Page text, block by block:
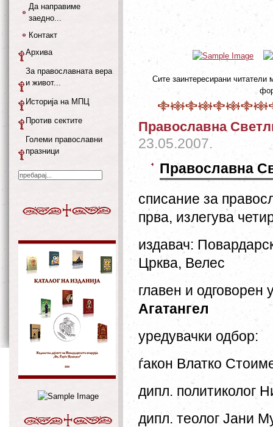
Сите заинтересирани
Православна
23.05.2007.
Православна
списание за
прва, излегува
издавач:
Црква, Велес
главен и одговорен
Агатангел
уредувачки одбор:
ѓакон Влатко
дипл. политиколог
дипл. теолог Јани
Да направиме
заедно...
Контакт
Архива
За православната вера
и живот...
Историја на МПЦ
Против сектите
Големи православни
празници